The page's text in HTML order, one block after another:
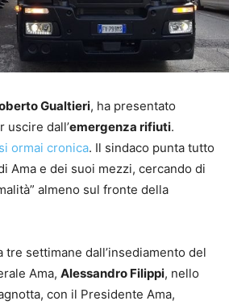
Gualtieri, ha presentato
uscire dall’emergenza rifiuti.
ormai cronica. Il sindaco punta tutto
Ama e dei suoi mezzi, cercando di
almeno sul fronte della
tre settimane dall’insediamento del
Ama, Alessandro Filippi, nello
con il Presidente Ama,